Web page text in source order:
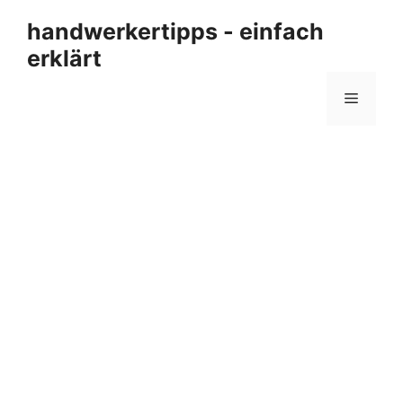
Inhalt
springen
handwerkertipps - einfach
erklärt
Menü